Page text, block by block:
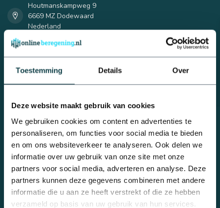
Toestemming Details Over
Deze website maakt gebruik van cookies
We gebruiken cookies om content en advertenties te
personaliseren, om functies voor social media te bieden
en om ons websiteverkeer te analyseren. Ook delen we
informatie over uw gebruik van onze site met onze
partners voor social media, adverteren en analyse. Deze
partners kunnen deze gegevens combineren met andere
informatie die u aan ze heeft verstrekt of die ze hebben
verzameld op basis van uw gebruik van hun services.
25 mm
Houtmanskampweg 9
6669 MZ Dodewaard
Nederland
Categorieën
Complete beregeningssets
Bulkvoordeel
Sproeiers
Beregeningspompen
Automatische beregening
Beregeningsplan?